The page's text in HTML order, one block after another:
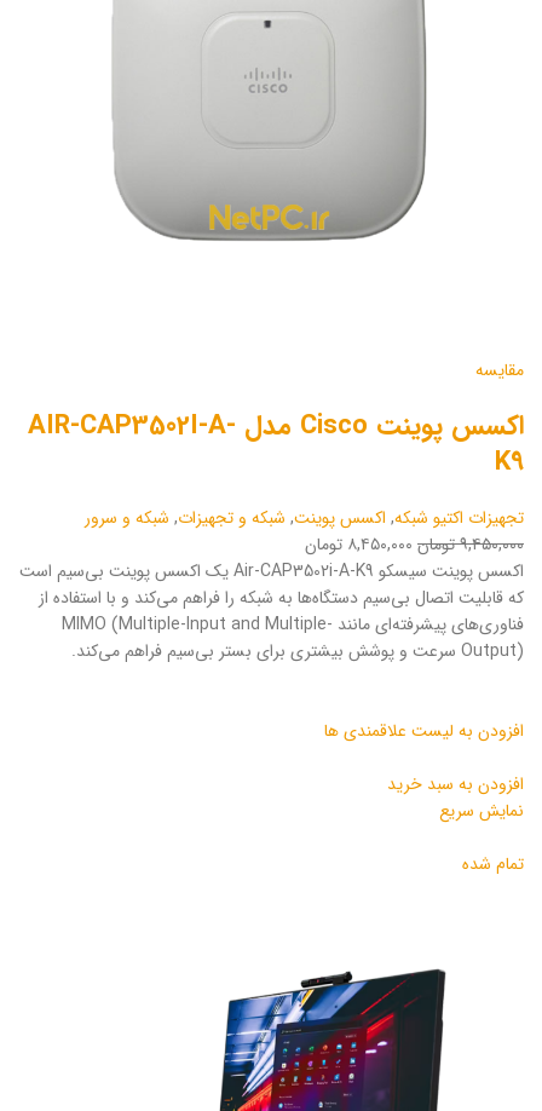
مقایسه
اکسس پوینت Cisco مدل AIR-CAP3502I-A-
K9
تجهیزات اکتیو شبکه, اکسس پوینت, شبکه و تجهیزات, شبکه و سرور
۹,۴۵۰,۰۰۰ تومان
۸,۴۵۰,۰۰۰ تومان
اکسس پوینت سیسکو Air-CAP3502i-A-K9 یک اکسس پوینت بی‌سیم است
که قابلیت اتصال بی‌سیم دستگاه‌ها به شبکه را فراهم می‌کند و با استفاده از
فناوری‌های پیشرفته‌ای مانند MIMO (Multiple-Input and Multiple-
Output) سرعت و پوشش بیشتری برای بستر بی‌سیم فراهم می‌کند.
افزودن به لیست علاقمندی ها
افزودن به سبد خرید
نمایش سریع
تمام شده